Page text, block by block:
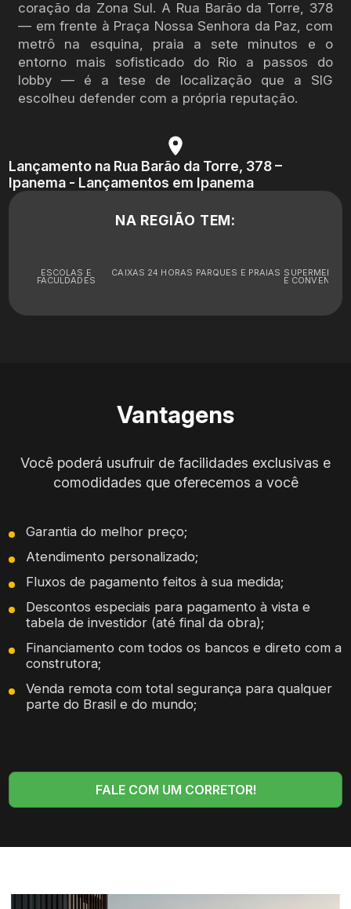
coração da Zona Sul. A Rua Barão da Torre, 378
— em frente à Praça Nossa Senhora da Paz, com
metrô na esquina, praia a sete minutos e o
entorno mais sofisticado do Rio a passos do
lobby — é a tese de localização que a SIG
escolheu defender com a própria reputação.
Lançamento na Rua Barão da Torre, 378 –
Ipanema - Lançamentos em Ipanema
NA REGIÃO TEM:
ESCOLAS E
FACULDADES
CAIXAS 24 HORAS PARQUES E PRAIAS
E
Vantagens
Você poderá usufruir de facilidades exclusivas e
comodidades que oferecemos a você
Garantia do melhor preço;
Atendimento personalizado;
Fluxos de pagamento feitos à sua medida;
Descontos especiais para pagamento à vista e
tabela de investidor (até final da obra);
Financiamento com todos os bancos e direto com a
construtora;
Venda remota com total segurança para qualquer
parte do Brasil e do mundo;
FALE COM UM CORRETOR!